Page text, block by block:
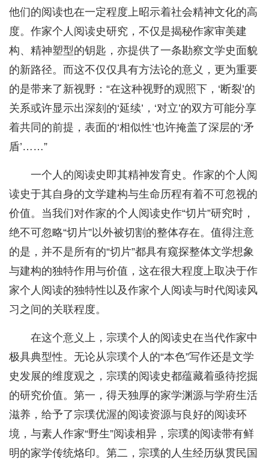
他们的阅读也在一定程度上昭示着社会精神文化的高
度。作家个人阅读史研究，不仅是揭秘作家审美建
构、精神塑型的钥匙，亦提供了一条勘察文学史面貌
的新路径。而这不仅仅具有方法论的意义，更为重要
的是带来了新视野：“在这种视野的观照下，‘断裂’的
关系或许显示出深刻的‘延续’，‘对立’的双方可能分享
着共同的前提，表面的‘相似性’也许掩盖了深层的‘矛
盾’……”
一个人的阅读史即其精神发育史。作家的个人阅
读史于其自身的文学建构与生命历程有着不可忽视的
价值。当我们对作家的个人阅读史作“切片”研究时，
绝不可忽略“切片”以外被切割的整体存在。值得注意
的是，并不是所有的“切片”都具有窥探整体文学想象
与建构的独特作用与价值，这在很大程度上取决于作
家个人阅读的独特性以及作家个人阅读与时代阅读风
习之间的关联程度。
在这个意义上，宗璞个人的阅读史在当代作家中
极具典型性。无论从宗璞个人的“本色”写作还是文学
史发展的维度观之，宗璞的阅读史都蕴藏着亟待挖掘
的研究价值。第一，得天独厚的家学渊源与学府生活
滋养，给予了宗璞优渥的阅读资源与良好的阅读环
境，与素人作家“野生”阅读相异，宗璞的阅读带有鲜
明的家学传统烙印。第二，宗璞的人生经历纵贯民国